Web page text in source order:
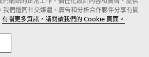
tab
限公司，Xerox旗下公司
，翻製必究。
們還同社交媒體、廣告和分析合作夥伴分享有關
有關更多資訊，請閱讀我們的 Cookie 頁面。